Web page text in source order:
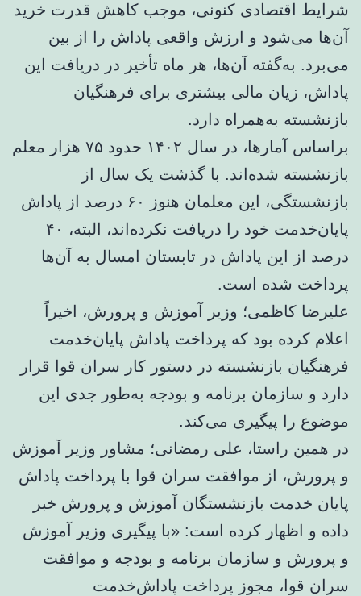
شرایط اقتصادی کنونی، موجب کاهش قدرت خرید
آن‌ها می‌شود و ارزش واقعی پاداش را از بین
می‌برد. به‌گفته آن‌ها، هر ماه تأخیر در دریافت این
پاداش، زیان مالی بیشتری برای فرهنگیان
بازنشسته به‌همراه دارد.
براساس آمارها، در سال ۱۴۰۲ حدود ۷۵ هزار معلم
بازنشسته شده‌اند. با گذشت یک سال از
بازنشستگی، این معلمان هنوز ۶۰ درصد از پاداش
پایان‌خدمت خود را دریافت نکرده‌اند، البته، ۴۰
درصد از این پاداش در تابستان امسال به آن‌ها
پرداخت شده است.
علیرضا کاظمی؛ وزیر آموزش و پرورش، اخیراً
اعلام کرده بود که پرداخت پاداش پایان‌خدمت
فرهنگیان بازنشسته در دستور کار سران قوا قرار
دارد و سازمان برنامه و بودجه به‌طور جدی این
موضوع را پیگیری می‌کند.
در همین راستا، علی رمضانی؛ مشاور وزیر آموزش
و پرورش، از موافقت سران قوا با پرداخت پاداش
پایان خدمت بازنشستگان آموزش و پرورش خبر
داده و اظهار کرده است: «با پیگیری وزیر آموزش
و پرورش و سازمان برنامه و بودجه و موافقت
سران قوا، مجوز پرداخت پاداش‌خدمت